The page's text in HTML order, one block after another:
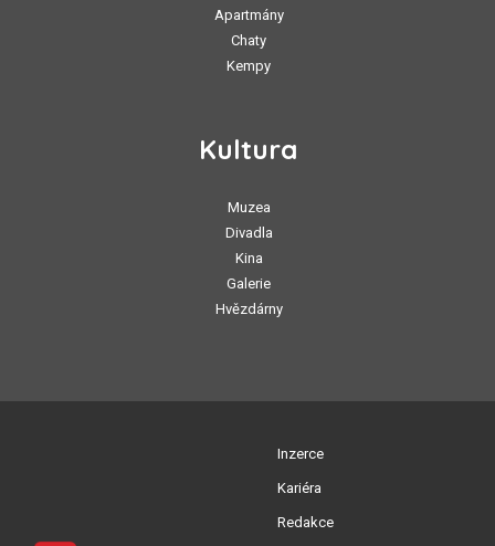
Apartmány
Chaty
Kempy
Kultura
Muzea
Divadla
Kina
Galerie
Hvězdárny
Inzerce
Kariéra
Redakce